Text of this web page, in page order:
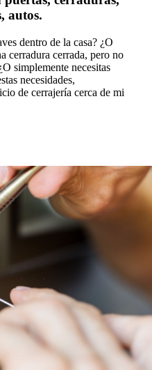
autos.
dentro de la casa? ¿O
cerradura cerrada, pero no
simplemente necesitas
necesidades,
de cerrajería cerca de mi